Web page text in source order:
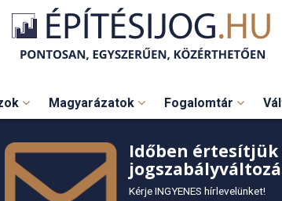
Magyarázatok Fogalomtár
Időben értesítjük
Kérje INGYENES hírlevelünket!